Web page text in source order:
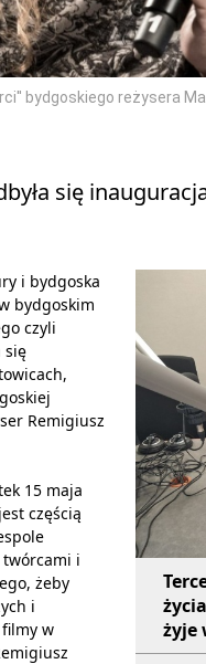
bydgoskiego reżysera
się
żyje
i bydgoska
bydgoskim
czyli
się
Remigiusz
15 maja
częścią
twórcami i
żeby
i
w